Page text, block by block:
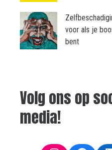
voor als je
bent
Volg ons op
media!